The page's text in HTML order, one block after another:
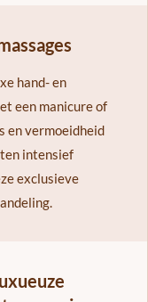
hand- en
een manicure of
en vermoeidheid
intensief
exclusieve